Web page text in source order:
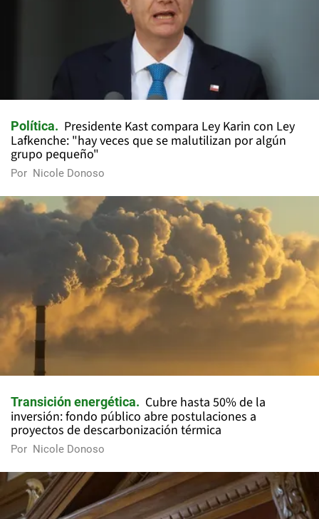
Política
Presidente Kast compara Ley Karin con Ley
Lafkenche: "hay veces que se malutilizan por algún
grupo pequeño"
Por Nicole Donoso
Transición energética
Cubre hasta 50% de la
inversión: fondo público abre postulaciones a
proyectos de descarbonización térmica
Por Nicole Donoso